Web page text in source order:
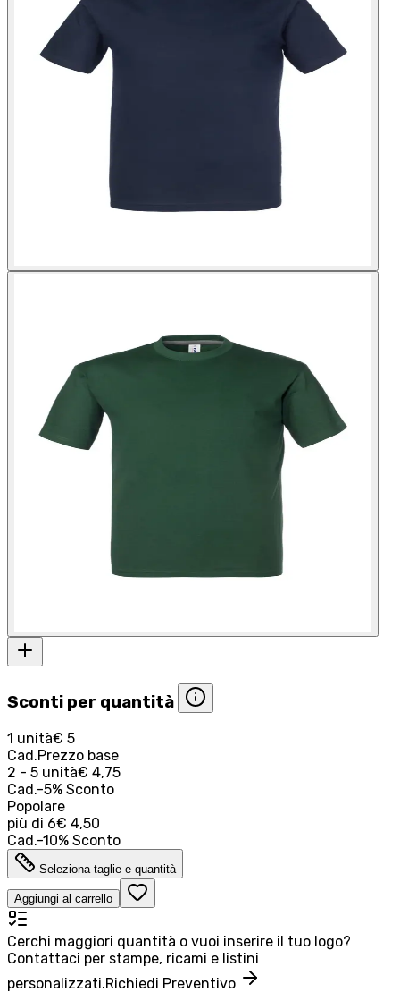
Sconti per quantità
1 unità€ 5
Cad.Prezzo base
2 - 5 unità€ 4,75
Cad.-5% Sconto
Popolare
più di 6€ 4,50
Cad.-10% Sconto
Seleziona taglie e quantità
Aggiungi al carrello
Cerchi maggiori quantità o vuoi inserire il tuo logo?
Contattaci per stampe, ricami e listini
personalizzati.Richiedi Preventivo